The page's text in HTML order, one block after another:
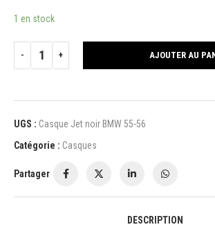
1 en stock
AJOUTER AU
UGS : Casque Jet noir BMW 55-56
Catégorie : Casques
Partager
DESCRIPTION